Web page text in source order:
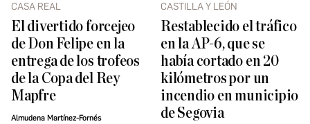
CASA REAL
El divertido forcejeo
de Don Felipe en la
entrega de los trofeos
de la Copa del Rey
Mapfre
Almudena Martínez-Fornés
CASTILLA Y LEÓN
Restablecido el tráfico
en la AP-6, que se
había cortado en 20
kilómetros por un
incendio en municipio
de Segovia